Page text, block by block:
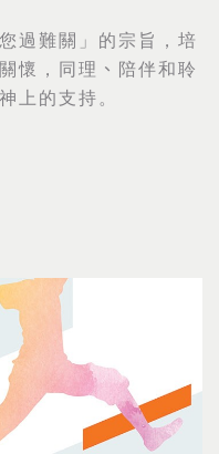
過難關」的宗旨，培
懷，同理 、 陪伴和聆
上的支持。